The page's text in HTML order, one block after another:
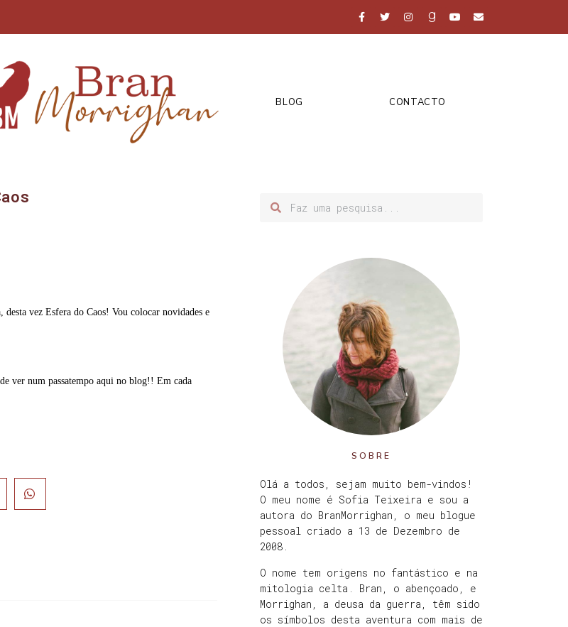
BLOG CONTACTO
vez Esfera do Caos! Vou colocar novidades e
ver num passatempo aqui no blog!! Em cada
SOBRE
Olá a todos, sejam muito bem-vindos!
O meu nome é Sofia Teixeira e sou a
autora do BranMorrighan, o meu blogue
pessoal criado a 13 de Dezembro de
2008.
O nome tem origens no fantástico e na
mitologia celta. Bran, o abençoado, e
Morrighan, a deusa da guerra, têm sido
os símbolos desta aventura com mais de